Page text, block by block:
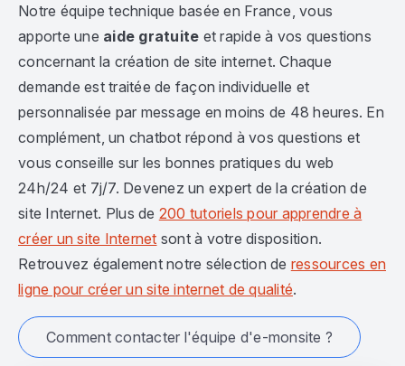
Notre équipe technique basée en France, vous
apporte une aide gratuite et rapide à vos questions
concernant la création de site internet. Chaque
demande est traitée de façon individuelle et
personnalisée par message en moins de 48 heures. En
complément, un chatbot répond à vos questions et
vous conseille sur les bonnes pratiques du web
24h/24 et 7j/7. Devenez un expert de la création de
site Internet. Plus de 200 tutoriels pour apprendre à
créer un site Internet sont à votre disposition.
Retrouvez également notre sélection de ressources en
ligne pour créer un site internet de qualité.
Comment contacter l'équipe d'e-monsite ?